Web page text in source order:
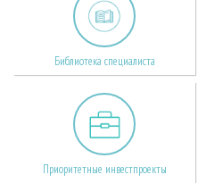
Библиотека специалиста
Приоритетные инвестпроекты